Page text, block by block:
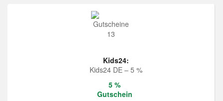
Kids24:
Kids24 DE – 5 %
5 %
Gutschein